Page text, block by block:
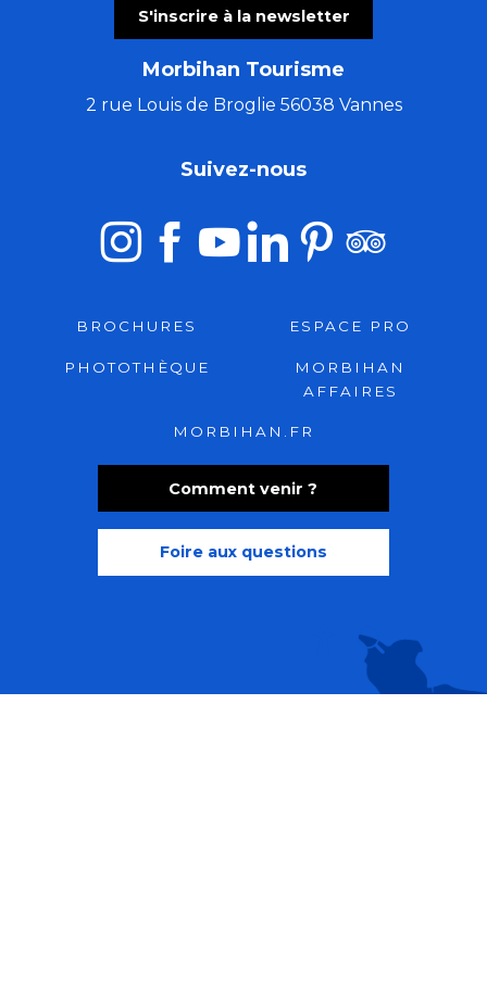
Recherche
S'inscrire à la newsletter
Morbihan Tourisme
2 rue Louis de Broglie 56038 Vannes
Comment venir ?
Foire aux questions
Suivez-nous
BROCHURES ESPACE PRO
PHOTOTHÈQUE
MORBIHAN
AFFAIRES
MORBIHAN.FR